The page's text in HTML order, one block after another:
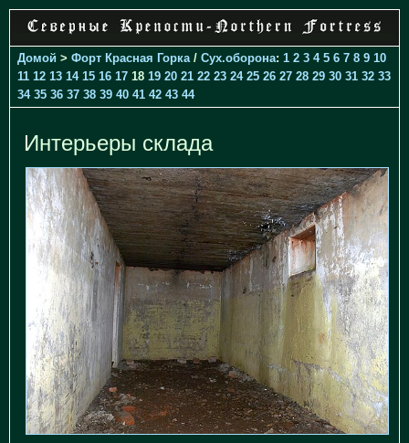
Домой > Форт Красная Горка / Cух.оборона: 1 2 3 4 5 6 7 8 9 10
11 12 13 14 15 16 17 18 19 20 21 22 23 24 25 26 27 28 29 30 31 32 33
34 35 36 37 38 39 40 41 42 43 44
Интерьеры склада